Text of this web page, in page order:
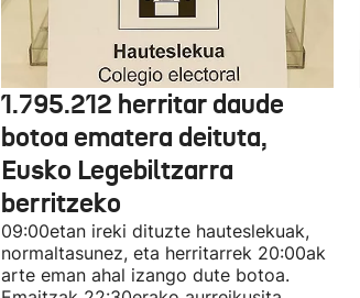
1.795.212 herritar daude
botoa ematera deituta,
Eusko Legebiltzarra
berritzeko
09:00etan ireki dituzte hauteslekuak,
normaltasunez, eta herritarrek 20:00ak
arte eman ahal izango dute botoa.